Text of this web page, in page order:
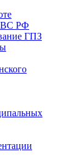
ВС РФ
ГПЗ